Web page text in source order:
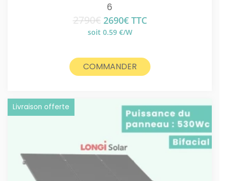
6
2790€ Le
prix
2790€.
2690€Le
prix
2690€.
TTC
soit 0.59 €/W
COMMANDER
Livraison offerte